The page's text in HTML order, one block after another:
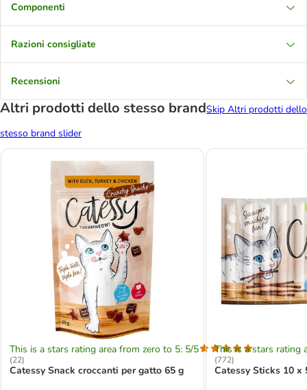
Componenti
Razioni consigliate
Recensioni
Altri prodotti dello stesso brandSkip Altri prodotti dello
stesso brand slider
This is a stars rating area from zero to 5: 5/5
(22)
Catessy Snack croccanti per gatto 65 g
This is a stars rating
(772)
Catessy Sticks 10 x